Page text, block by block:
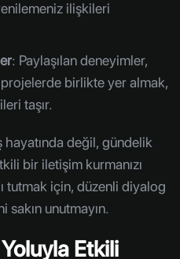
ilişkileri
: Paylaşılan deneyimler,
birlikte yer almak,
taşır.
hayatında değil, gündelik
bir iletişim kurmanızı
tutmak için, düzenli diyalog
sakın unutmayın.
Etkili